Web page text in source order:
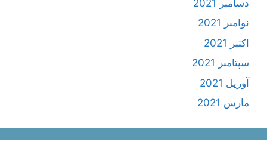
دسامبر 2021
نوامبر 2021
اکتبر 2021
سپتامبر 2021
آوریل 2021
مارس 2021